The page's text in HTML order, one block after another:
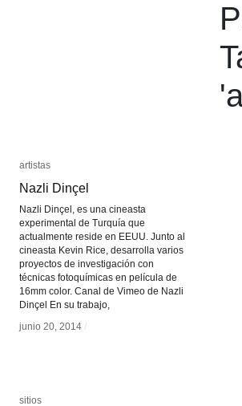
'
artistas
Nazli Dinçel
Nazli Dinçel, es una cineasta
experimental de Turquía que
actualmente reside en EEUU. Junto al
cineasta Kevin Rice, desarrolla varios
proyectos de investigación con
técnicas fotoquímicas en película de
16mm color. Canal de Vimeo de Nazli
Dinçel En su trabajo,
junio 20, 2014 /
artistas
Nazli Dinçel
junio 20, 2014 /
sitios
sitios